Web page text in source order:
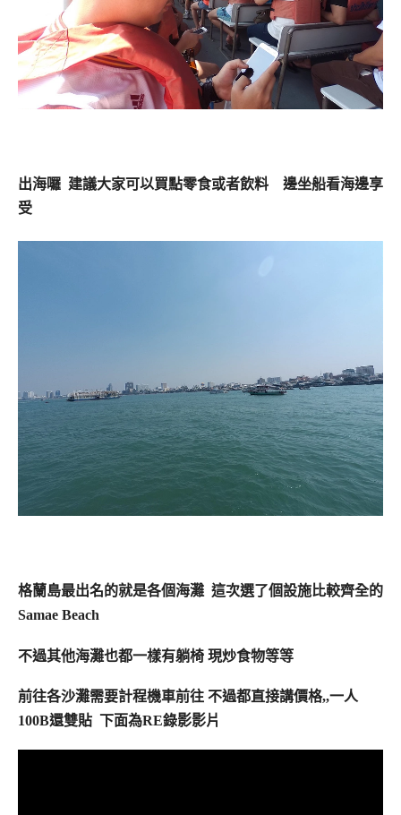
出海囉 建議大家可以買點零食或者飲料 邊坐船看海邊享
受
格蘭島最出名的就是各個海灘 這次選了個設施比較齊全的
Samae Beach
不過其他海灘也都一樣有躺椅 現炒食物等等
前往各沙灘需要計程機車前往 不過都直接講價格,,一人
100B還雙貼 下面為RE錄影影片